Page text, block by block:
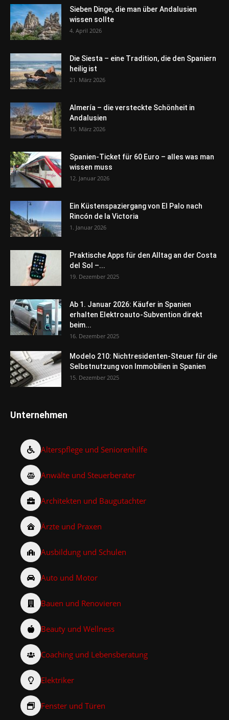
Sieben Dinge, die man über Andalusien
wissen sollte
4. April 2026
Die Siesta – eine Tradition, die den Spaniern
heilig ist
21. März 2026
Almería – die versteckte Schönheit in
Andalusien
15. März 2026
Spanien-Ticket für 60 Euro – alles was man
wissen muss
12. Januar 2026
Ein Küstenspaziergang von El Palo nach
Rincón de la Victoria
1. Januar 2026
Praktische Apps für den Alltag an der Costa
del Sol –...
19. Dezember 2025
Ab 1. Januar 2026: Käufer in Spanien
erhalten Elektroauto-Subvention direkt
beim...
16. Dezember 2025
Modelo 210: Nichtresidenten-Steuer für die
Selbstnutzung von Immobilien in Spanien
15. Dezember 2025
Unternehmen
Alterspflege und Seniorenhilfe
Anwälte und Steuerberater
Architekten und Baugutachter
Ärzte und Praxen
Ausbildung und Schulen
Auto und Motor
Bauen und Renovieren
Beauty und Wellness
Coaching und Lebensberatung
Elektriker
Fenster und Türen